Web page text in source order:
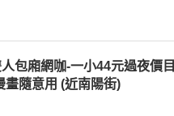
包廂網咖-一小44元過夜價目
畫隨意用 (近南陽街)